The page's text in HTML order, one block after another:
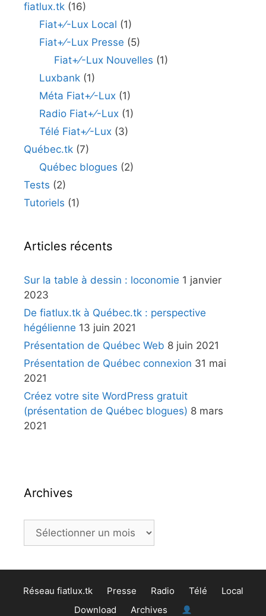
fiatlux.tk (16)
Fiat+⁄-Lux Local (1)
Fiat+⁄-Lux Presse (5)
Fiat+⁄-Lux Nouvelles (1)
Luxbank(1)
Méta Fiat+⁄-Lux(1)
Radio Fiat+⁄-Lux(1)
Télé Fiat+⁄-Lux(3)
Québec.tk (7)
Québec blogues (2)
Tests (2)
Tutoriels (1)
Articles récents
Sur la table à dessin : loconomie 1 janvier
2023
De fiatlux.tk à Québec.tk : perspective
hégélienne 13 juin 2021
Présentation de Québec Web 8 juin 2021
Présentation de Québec connexion 31 mai
2021
Créez votre site WordPress gratuit
(présentation de Québec blogues) 8 mars
2021
Archives
Réseau fiatlux.tk Presse Radio Télé
Local
Download
Archives